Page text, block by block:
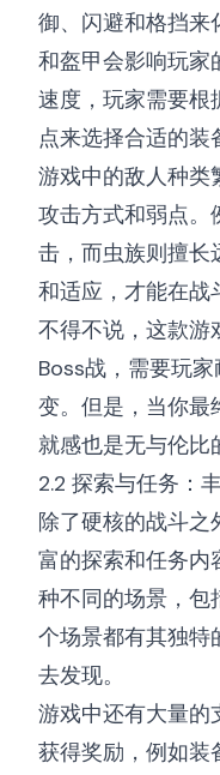
御、闪避和格挡来
和盔甲会影响玩家
速度，玩家需要根
点来选择合适的装
游戏中的敌人种类
攻击方式和弱点。
击，而虫族则擅长
和适应，才能在战
不得不说，这款游
Boss战，需要玩
变。但是，当你最
就感也是无与伦比
2.2 探索与任务：
除了硬核的战斗
富的探索和任务内
种不同的场景，包
个场景都有其独特
去发现。
游戏中还有大量的
获得奖励，例如装